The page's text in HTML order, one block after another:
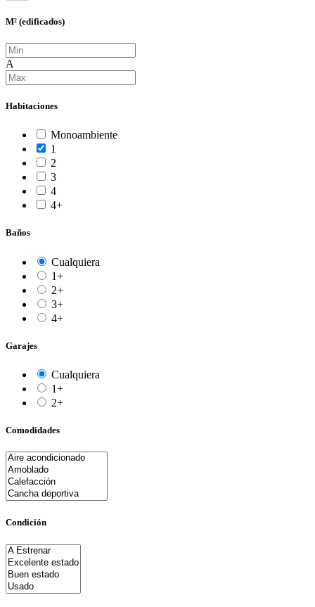
M² (edificados)
A
Habitaciones
Monoambiente
1
2
3
4
4+
Baños
Cualquiera
1+
2+
3+
4+
Garajes
Cualquiera
1+
2+
Comodidades
Condición